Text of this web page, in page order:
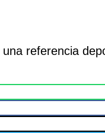
referencia